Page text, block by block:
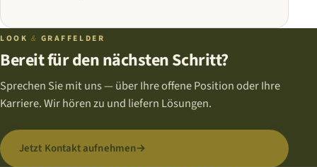
LOOK & GRAFFELDER
Bereit für den nächsten Schritt?
Sprechen Sie mit uns — über Ihre offene Position oder Ihre
Karriere. Wir hören zu und liefern Lösungen.
Jetzt Kontakt aufnehmen→